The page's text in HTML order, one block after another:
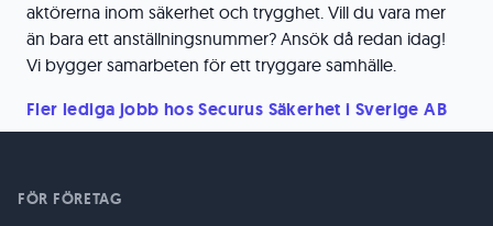
aktörerna inom säkerhet och trygghet. Vill du vara mer
än bara ett anställningsnummer? Ansök då redan idag!
Vi bygger samarbeten för ett tryggare samhälle.
Fler lediga jobb hos Securus Säkerhet i Sverige AB
FÖR FÖRETAG